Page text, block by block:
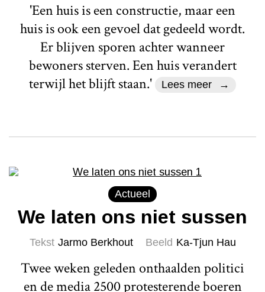
'Een huis is een constructie, maar een
huis is ook een gevoel dat gedeeld wordt.
Er blijven sporen achter wanneer
bewoners sterven. Een huis verandert
terwijl het blijft staan.'
Lees meer
Actueel
We laten ons niet sussen
Tekst Jarmo Berkhout Beeld Ka-Tjun Hau
Twee weken geleden onthaalden politici
en de media 2500 protesterende boeren